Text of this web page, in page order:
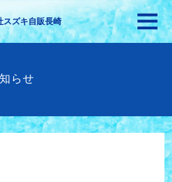
スズキ自販長崎
らせ